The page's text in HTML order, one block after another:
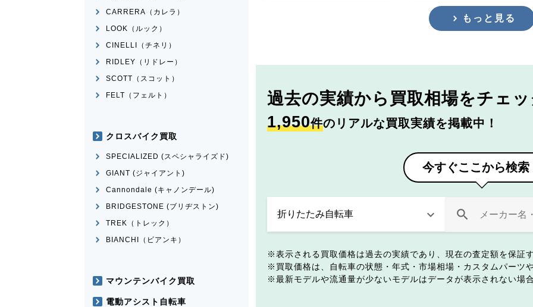
もっと見る
過去の実績から 買取相場をチェ
1,950件のリアルな買取実績を掲載中！
今すぐここから検索
表示される買取価格は過去の実績であり、現在の査定額を保証
買取価格は、自転車の状態・年式・市場相場・カスタムパーツ
最新モデルや流通量が少ないモデルはデータが表示されない場
CARRERA（カレラ）
LOOK（ルック）
CINELLI（チネリ）
RIDLEY（リドレー）
SCOTT（スコット）
FELT（フェルト）
クロスバイク買取
SPECIALIZED (スペシャライズド)
GIANT (ジャイアント)
Cannondale (キャノンデール)
BRIDGESTONE (ブリヂストン)
TREK（トレック）
BIANCHI（ビアンキ）
マウンテンバイク買取
電動アシスト自転車